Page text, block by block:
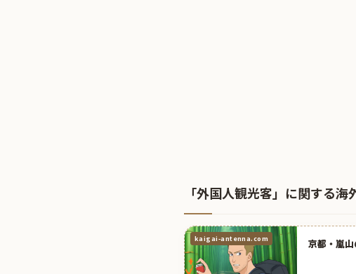
「外国人観光客」に関する海
kaigai-antenna.com 京都・嵐